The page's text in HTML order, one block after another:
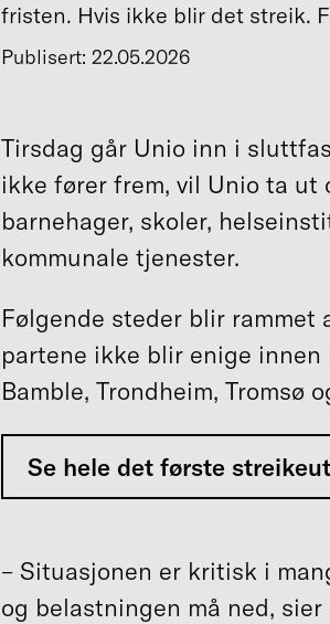
fristen. Hvis ikke blir det streik.
Publisert: 22.05.2026
Tirsdag går Unio inn i
ikke fører frem, vil Unio ta ut
barnehager, skoler,
kommunale tjenester.
Følgende steder blir
partene ikke blir enige
Bamble, Trondheim, Tromsø
Se hele det første
– Situasjonen er kritisk i
og belastningen må ned, sier